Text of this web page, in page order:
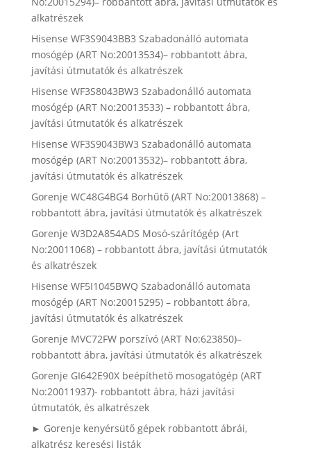
alkatrészek
Hisense WF3S9043BB3 Szabadonálló automata
mosógép (ART No:20013534)– robbantott ábra,
javítási útmutatók és alkatrészek
Hisense WF3S8043BW3 Szabadonálló automata
mosógép (ART No:20013533) – robbantott ábra,
javítási útmutatók és alkatrészek
Hisense WF3S9043BW3 Szabadonálló automata
mosógép (ART No:20013532)– robbantott ábra,
javítási útmutatók és alkatrészek
Gorenje WC48G4BG4 Borhűtő (ART No:20013868) –
robbantott ábra, javítási útmutatók és alkatrészek
Gorenje W3D2A854ADS Mosó-szárítógép (Art
No:20011068) – robbantott ábra, javítási útmutatók
és alkatrészek
Hisense WF5I1045BWQ Szabadonálló automata
mosógép (ART No:20015295) – robbantott ábra,
javítási útmutatók és alkatrészek
Gorenje MVC72FW porszívó (ART No:623850)–
robbantott ábra, javítási útmutatók és alkatrészek
Gorenje GI642E90X beépíthető mosogatógép (ART
No:20011937)- robbantott ábra, házi javítási
útmutatók, és alkatrészek
► Gorenje kenyérsütő gépek robbantott ábrái,
alkatrész keresési listák